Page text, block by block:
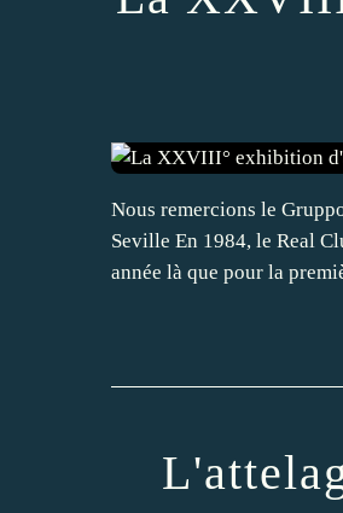
Nous remercions le
Seville En 1984, le Real
année là que pour la